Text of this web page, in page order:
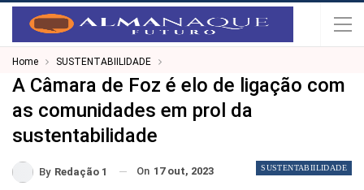
Home SUSTENTABIILIDADE
A Câmara de Foz é elo de ligação com
as comunidades em prol da
sustentabilidade
SUSTENTABIILIDADE
By Redação 1 On 17 out, 2023